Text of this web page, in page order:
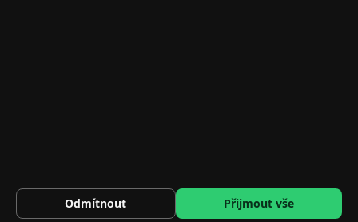
293 Kč DO KOŠÍKU
© 2026 AppleGang.cz – Všechna práva vyhrazena
Odmítnout Přijmout vše